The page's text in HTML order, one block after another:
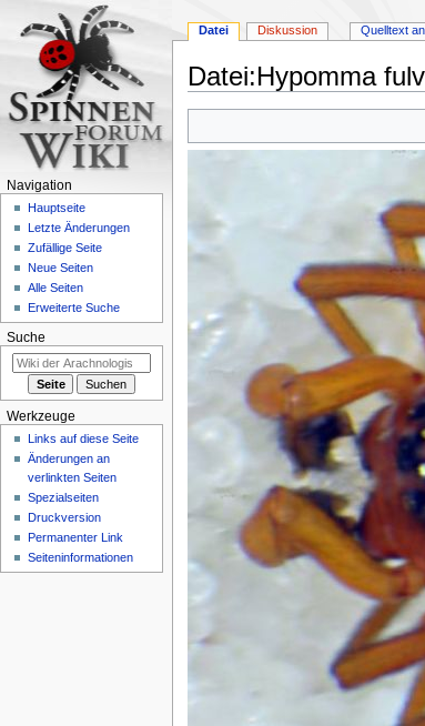
Datei:Hypomma
Datei Diskussion Quelltext
Navigation
Hauptseite
Letzte Änderungen
Zufällige Seite
Neue Seiten
Alle Seiten
Erweiterte Suche
Suche
Werkzeuge
Links auf diese Seite
Änderungen an
verlinkten Seiten
Spezialseiten
Druckversion
Permanenter Link
Seiten­­informationen